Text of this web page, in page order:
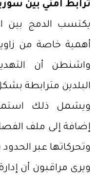
ترابط أمني بين
يكتسب الدمج بين
أهمية خاصة من
واشنطن أن
البلدين مترابطة
ويشمل ذلك
إضافة إلى ملف
وتحركاتها عبر الحدود
ويرى مراقبون أن